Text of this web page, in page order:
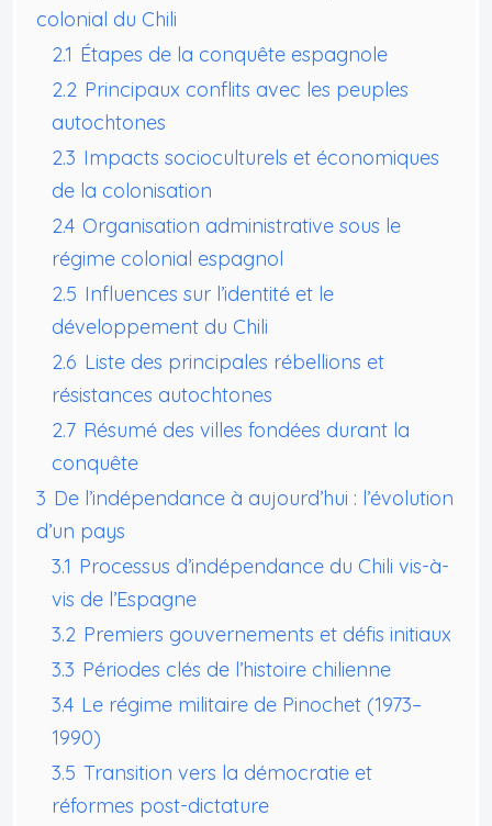
colonial du Chili
2.1 Étapes de la conquête espagnole
2.2 Principaux conflits avec les peuples
autochtones
2.3 Impacts socioculturels et économiques
de la colonisation
2.4 Organisation administrative sous le
régime colonial espagnol
2.5 Influences sur l’identité et le
développement du Chili
2.6 Liste des principales rébellions et
résistances autochtones
2.7 Résumé des villes fondées durant la
conquête
3 De l’indépendance à aujourd’hui : l’évolution
d’un pays
3.1 Processus d’indépendance du Chili vis-à-
vis de l’Espagne
3.2 Premiers gouvernements et défis initiaux
3.3 Périodes clés de l’histoire chilienne
3.4 Le régime militaire de Pinochet (1973–
1990)
3.5 Transition vers la démocratie et
réformes post-dictature